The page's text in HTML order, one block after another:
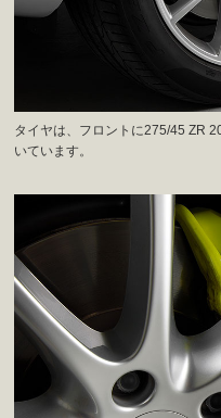
タイヤは、フロントに275/45 ZR
いています。